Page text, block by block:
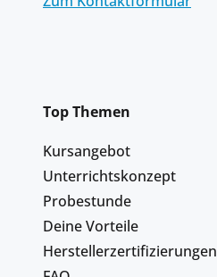
Top Themen
Kursangebot
Unterrichtskonzept
Probestunde
Deine Vorteile
Herstellerzertifizierungen